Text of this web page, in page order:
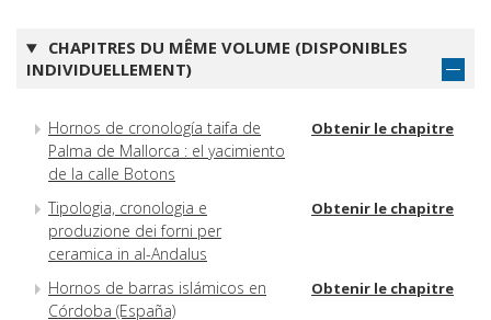
CHAPITRES DU MÊME VOLUME (DISPONIBLES
INDIVIDUELLEMENT)
Hornos de cronología taifa de
Palma de Mallorca : el yacimiento
de la calle Botons
Obtenir le chapitre
Tipologia, cronologia e
produzione dei forni per
ceramica in al-Andalus
Obtenir le chapitre
Hornos de barras islámicos en
Córdoba (España)
Obtenir le chapitre